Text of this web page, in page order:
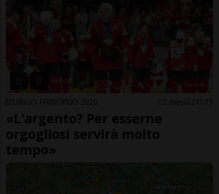
ZURIGO-FRIBORGO 2026 2 mesi 21 15
«L'argento? Per esserne
orgogliosi servirà molto
tempo»